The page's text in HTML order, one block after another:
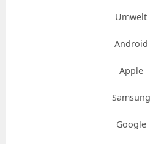
Umwelt
Android
Apple
Samsung
Google